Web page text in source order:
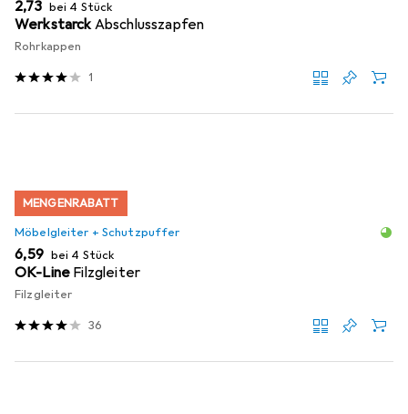
EUR
2,73 bei 4 Stück
WerkstarckAbschlusszapfen
Rohrkappen
1
MENGENRABATT
Möbelgleiter + Schutzpuffer
EUR
6,59 bei 4 Stück
OK-Line Filzgleiter
Filzgleiter
36